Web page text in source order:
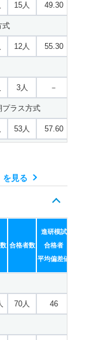
16人 －
－ －
5人 －
15人 49.30
式
12人 55.30
3人 －
ラス方式
53人 57.60
教科型
科型
5人 －
科型
5人 －
を見る
合格者数
進研模試
合格者
平均偏差値
70人 46